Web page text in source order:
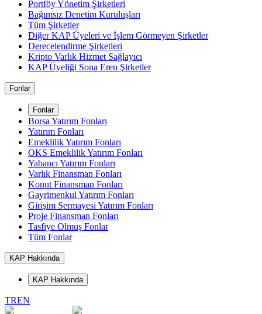
Portföy Yönetim Şirketleri
Bağımsız Denetim Kuruluşları
Tüm Şirketler
Diğer KAP Üyeleri ve İşlem Görmeyen Şirketler
Derecelendirme Şirketleri
Kripto Varlık Hizmet Sağlayıcı
KAP Üyeliği Sona Eren Şirketler
Fonlar
Fonlar
Borsa Yatırım Fonları
Yatırım Fonları
Emeklilik Yatırım Fonları
OKS Emeklilik Yatırım Fonları
Yabancı Yatırım Fonları
Varlık Finansman Fonları
Konut Finansman Fonları
Gayrimenkul Yatırım Fonları
Girişim Sermayesi Yatırım Fonları
Proje Finansman Fonları
Tasfiye Olmuş Fonlar
Tüm Fonlar
KAP Hakkında
KAP Hakkında
TREN